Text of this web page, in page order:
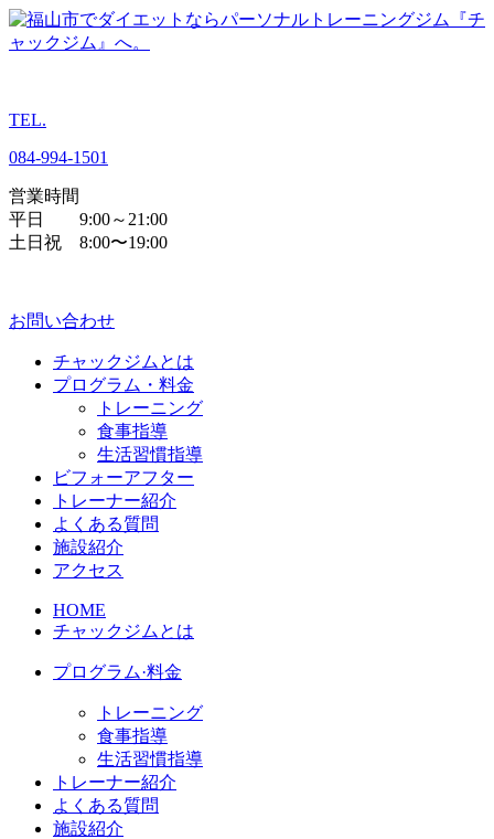
TEL.
084-994-1501
営業時間
平日 9:00～21:00
土日祝 8:00〜19:00
お問い合わせ
チャックジムとは
プログラム・料金
トレーニング
食事指導
生活習慣指導
ビフォーアフター
トレーナー紹介
よくある質問
施設紹介
アクセス
HOME
チャックジムとは
プログラム·料金
トレーニング
食事指導
生活習慣指導
トレーナー紹介
よくある質問
施設紹介